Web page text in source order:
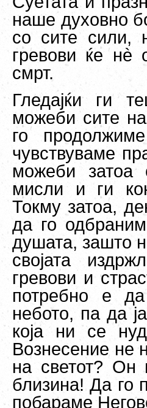
наше духовно
со сите сили,
гревови ќе нè
смрт.
Гледајќи ги
можеби сите
го
чувствуваме
можеби затоа
мисли и ги
Токму затоа,
да го
душата, зашто
својата
гревови и
потребно е
небото, па да
која ни се
Вознесение не
на светот?
близина! Да го
побараме